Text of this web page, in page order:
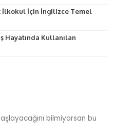
İlkokul İçin İngilizce Temel
Hayatında Kullanılan
bilmiyorsan bu